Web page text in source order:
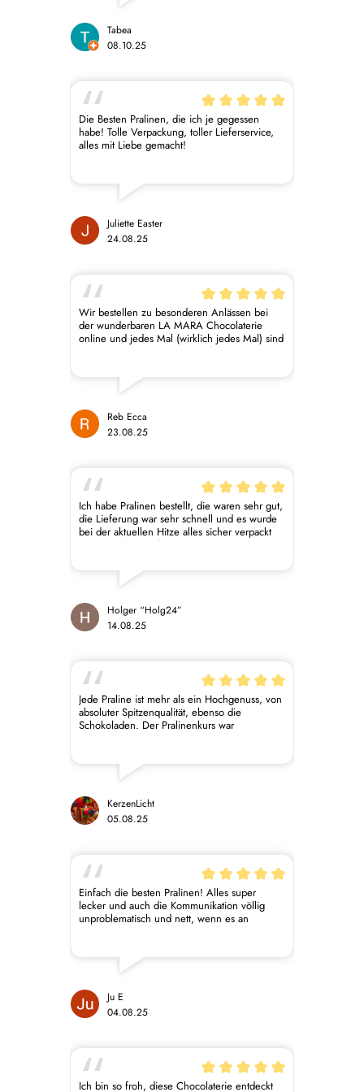
Tabea
08.10.25
Die Besten Pralinen, die ich je gegessen
habe! Tolle Verpackung, toller Lieferservice,
alles mit Liebe gemacht!
Juliette Easter
24.08.25
Wir bestellen zu besonderen Anlässen bei
der wunderbaren LA MARA Chocolaterie
online und jedes Mal (wirklich jedes Mal) sind
wir so happy mit euren köstlichen Kreationen!!
Aufstrich, Pralinen..alles vegan und so
köstlich! So wunderschön, geschmackvoll und
geschickten nicht perfekten gratis Mojito
Pralinen sind wirklich ein Träumchen und
haben uns sehr erfreut 😋 Alles Liebe euch
Reb Ecca
23.08.25
Ich habe Pralinen bestellt, die waren sehr gut,
die Lieferung war sehr schnell und es wurde
bei der aktuellen Hitze alles sicher verpackt
und gekühlt geliefert
Holger “Holg24”
14.08.25
Jede Praline ist mehr als ein Hochgenuss, von
absoluter Spitzenqualität, ebenso die
Schokoladen. Der Pralinenkurs war
phantastisch, der Service liebevoll, die
höchstem Niveau und sehr gut praktisch
umzusetzen. Ganz große Empfehlung!! Ich
CL
KerzenLicht
05.08.25
Einfach die besten Pralinen! Alles super
lecker und auch die Kommunikation völlig
unproblematisch und nett, wenn es an
irgendeiner Stelle mal ein Problem gibt. Ich
Ju E
04.08.25
Ich bin so froh, diese Chocolaterie entdeckt